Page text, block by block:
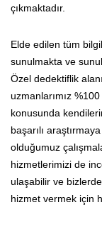
çıkmaktadır.
Elde edilen tüm
sunulmakta ve
Özel dedektiflik
uzmanlarımız
konusunda
başarılı
olduğumuz
hizmetlerimizi de
ulaşabilir ve
hizmet vermek için